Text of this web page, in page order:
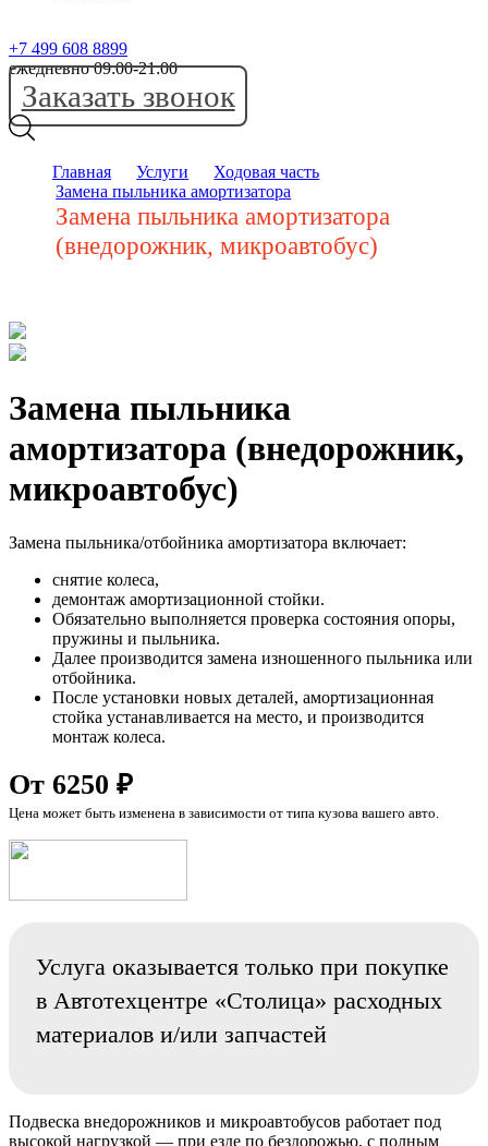
+7 499 608 8899
ежедневно 09:00-21:00
Заказать звонок
Главная Услуги
Ходовая часть
Замена пыльника амортизатора
Замена пыльника амортизатора
(внедорожник, микроавтобус)
Замена пыльника
амортизатора (внедорожник,
микроавтобус)
Замена пыльника/отбойника амортизатора включает:
снятие колеса,
демонтаж амортизационной стойки.
Обязательно выполняется проверка состояния опоры,
пружины и пыльника.
Далее производится замена изношенного пыльника или
отбойника.
После установки новых деталей, амортизационная
стойка устанавливается на место, и производится
монтаж колеса.
От 6250 ₽
Цена может быть изменена в зависимости от типа кузова вашего авто.
Услуга оказывается только при покупке
в Автотехцентре «Столица» расходных
материалов и/или запчастей
Подвеска внедорожников и микроавтобусов работает под
высокой нагрузкой — при езде по бездорожью, с полным